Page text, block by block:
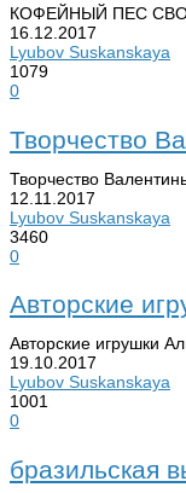
КОФЕЙНЫЙ ПЕС
16.12.2017
Lyubov Suskanskaya
1079
0
Творчество
Творчество
12.11.2017
Lyubov Suskanskaya
3460
0
Авторские
Авторские игрушки
19.10.2017
Lyubov Suskanskaya
1001
0
бразильская